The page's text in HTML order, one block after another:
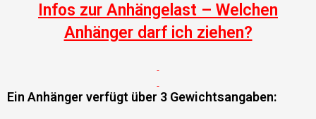
Infos zur Anhängelast – Welchen
Anhänger darf ich ziehen?
Ein Anhänger verfügt über 3 Gewichtsangaben: